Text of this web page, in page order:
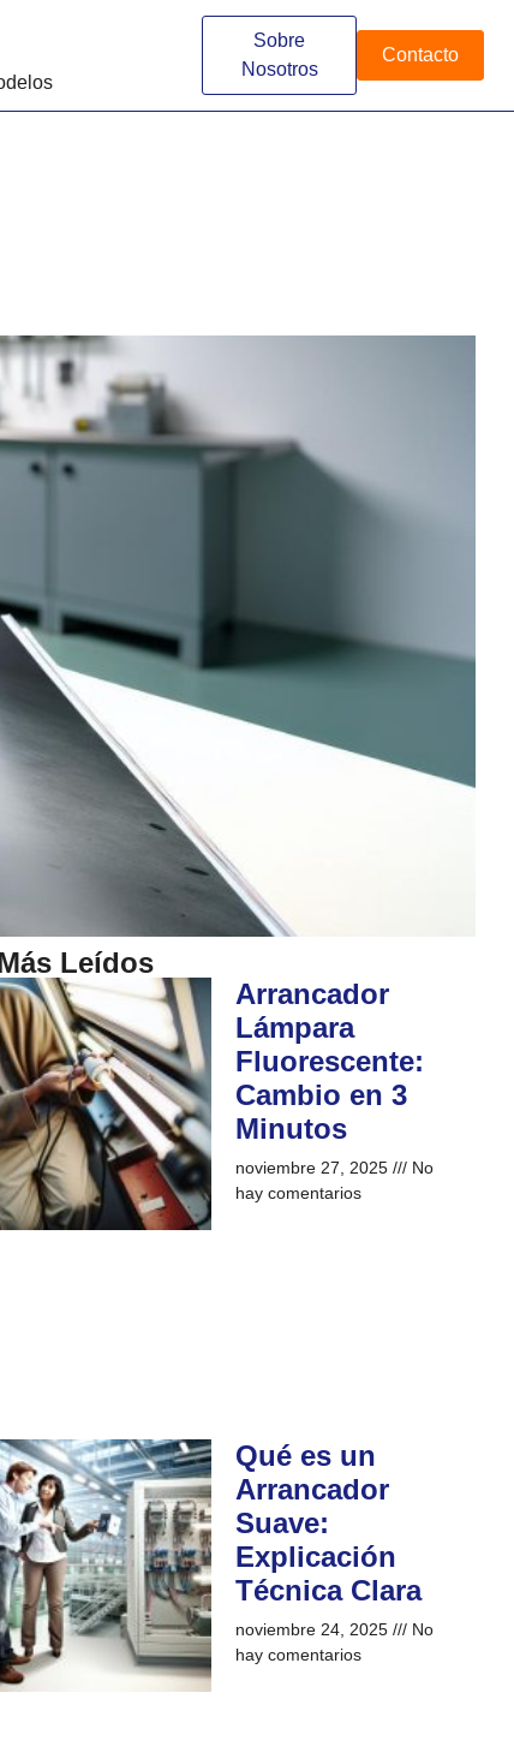
Sobre
Nosotros
Contacto
Leídos
Arrancador
Lámpara
Fluorescente:
Cambio en 3
Minutos
noviembre 27, 2025
No
hay comentarios
Qué es un
Arrancador
Suave:
Explicación
Técnica Clara
noviembre 24, 2025
No
hay comentarios